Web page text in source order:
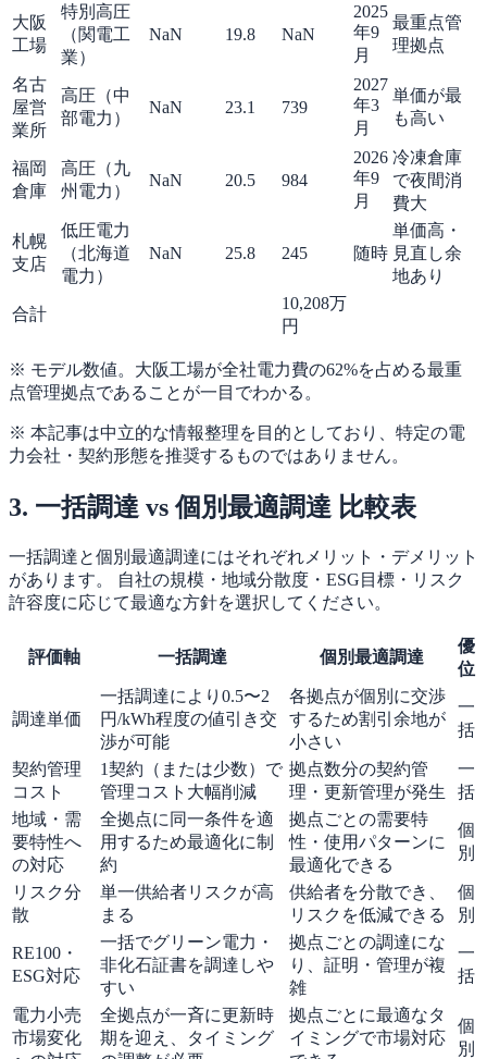
大阪
工場
特別高圧
（関電工
業）
NaN 19.8 NaN
2025
年9
月
最重点管
理拠点
名古
屋営
業所
高圧（中
部電力）
NaN 23.1 739
2027
年3
月
単価が最
も高い
福岡
倉庫
高圧（九
州電力）
NaN 20.5 984
2026
年9
月
冷凍倉庫
で夜間消
費大
札幌
支店
低圧電力
（北海道
電力）
NaN 25.8 245 随時
単価高・
見直し余
地あり
合計
10,208万
円
※ モデル数値。大阪工場が全社電力費の62%を占める最重
点管理拠点であることが一目でわかる。
※ 本記事は中立的な情報整理を目的としており、特定の電
力会社・契約形態を推奨するものではありません。
3. 一括調達 vs 個別最適調達 比較表
一括調達と個別最適調達にはそれぞれメリット・デメリット
があります。 自社の規模・地域分散度・ESG目標・リスク
許容度に応じて最適な方針を選択してください。
評価軸 一括調達 個別最適調達
優
位
調達単価
一括調達により0.5〜2
円/kWh程度の値引き交
渉が可能
各拠点が個別に交渉
するため割引余地が
小さい
一
括
契約管理
コスト
1契約（または少数）で
管理コスト大幅削減
拠点数分の契約管
理・更新管理が発生
一
括
地域・需
要特性へ
の対応
全拠点に同一条件を適
用するため最適化に制
約
拠点ごとの需要特
性・使用パターンに
最適化できる
個
別
リスク分
散
単一供給者リスクが高
まる
供給者を分散でき、
リスクを低減できる
個
別
RE100・
ESG対応
一括でグリーン電力・
非化石証書を調達しや
すい
拠点ごとの調達にな
り、証明・管理が複
雑
一
括
電力小売
市場変化
全拠点が一斉に更新時
期を迎え、タイミング
拠点ごとに最適なタ
イミングで市場対応
個
別